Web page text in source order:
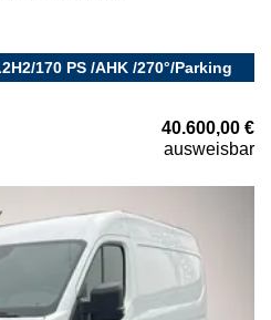
170 PS /AHK /270°/Parking
40.600,00 €
ausweisbar